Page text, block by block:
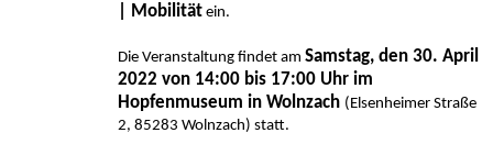
| Mobilität ein.
Die Veranstaltung findet am Samstag, den 30. April
2022 von 14:00 bis 17:00 Uhr im
Hopfenmuseum in Wolnzach (Elsenheimer Straße
2, 85283 Wolnzach) statt.